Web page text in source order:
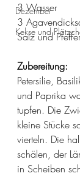
Dezember
Kekse und
3 Wasser
3
Salz und Pfeffer
Zubereitung:
Petersilie,
und Paprika
tupfen. Die
kleine Stücke
vierteln. Die
schälen, der
in Scheiben